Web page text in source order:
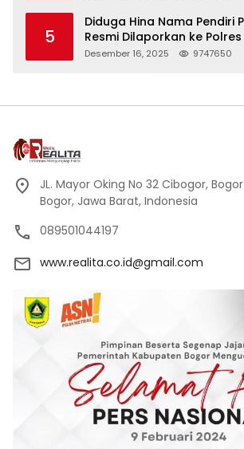
5
Diduga Hina Nama Pendiri
Resmi Dilaporkan ke
Desember 16, 2025 9747650
JL. Mayor Oking No 32 Cibogor,
Bogor, Jawa Barat, Indonesia
089501044197
www.realita.co.id@gmail.com